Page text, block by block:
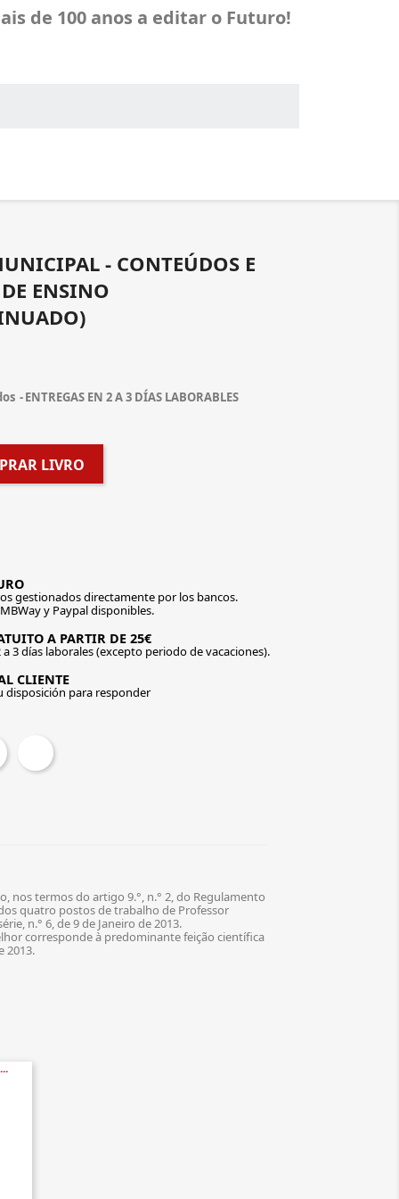
de 100 anos a editar o Futuro!
- CONTEÚDOS E
ENSINO
ENTREGAS EN 2 A 3 DÍAS LABORABLES
LIVRO
gestionados directamente por los bancos.
y Paypal disponibles.
A PARTIR DE 25€
3 días laborales (excepto periodo de vacaciones).
CLIENTE
disposición para responder
nos termos do artigo 9.°, n.° 2, do Regulamento
quatro postos de trabalho de Professor
n.° 6, de 9 de Janeiro de 2013.
corresponde à predominante feição científica
2013.